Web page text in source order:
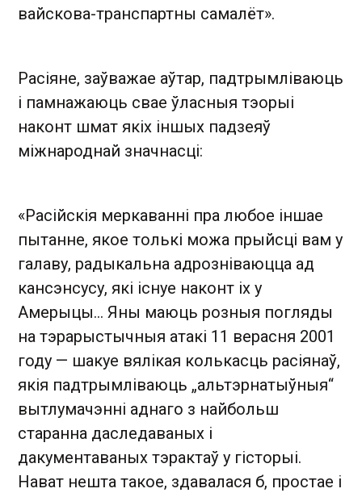
вайскова-транспартны самалёт».
Расіяне, заўважае аўтар, падтрымліваюць
і памнажаюць свае ўласныя тэорыі
наконт шмат якіх іншых падзеяў
міжнароднай значнасці:
«Расійскія меркаванні пра любое іншае
пытанне, якое толькі можа прыйсці вам у
галаву, радыкальна адрозніваюцца ад
кансэнсусу, які існуе наконт іх у
Амерыцы... Яны маюць розныя погляды
на тэрарыстычныя атакі 11 верасня 2001
году — шакуе вялікая колькасць расіянаў,
якія падтрымліваюць „альтэрнатыўныя“
вытлумачэнні аднаго з найбольш
старанна даследаваных і
дакументаваных тэрактаў у гісторыі.
Нават нешта такое, здавалася б, простае і